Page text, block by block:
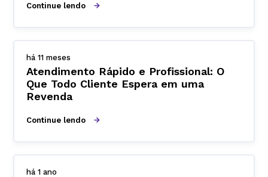
Continue lendo
há 11 meses
Atendimento Rápido e Profissional: O
Que Todo Cliente Espera em uma
Revenda
Continue lendo
há 1 ano